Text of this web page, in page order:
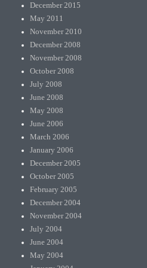
December 2015
May 2011
November 2010
December 2008
November 2008
October 2008
July 2008
June 2008
May 2008
June 2006
March 2006
January 2006
December 2005
October 2005
February 2005
December 2004
November 2004
July 2004
June 2004
May 2004